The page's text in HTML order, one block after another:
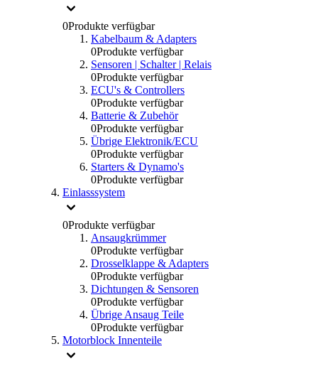
0Produkte verfügbar
Kabelbaum & Adapters
0Produkte verfügbar
Sensoren | Schalter | Relais
0Produkte verfügbar
ECU's & Controllers
0Produkte verfügbar
Batterie & Zubehör
0Produkte verfügbar
Übrige Elektronik/ECU
0Produkte verfügbar
Starters & Dynamo's
0Produkte verfügbar
Einlasssystem
0Produkte verfügbar
Ansaugkrümmer
0Produkte verfügbar
Drosselklappe & Adapters
0Produkte verfügbar
Dichtungen & Sensoren
0Produkte verfügbar
Übrige Ansaug Teile
0Produkte verfügbar
Motorblock Innenteile